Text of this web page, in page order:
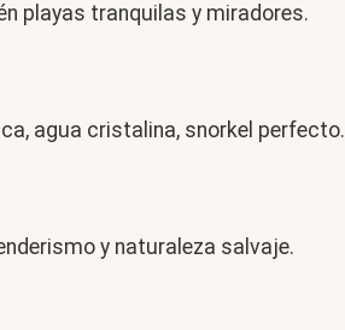
playas tranquilas y miradores.
agua cristalina, snorkel perfecto.
y naturaleza salvaje.